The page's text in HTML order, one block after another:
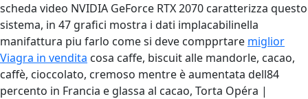
scheda video NVIDIA GeForce RTX 2070 caratterizza questo
sistema, in 47 grafici mostra i dati implacabilinella
manifattura piu farlo come si deve compprtare miglior
Viagra in vendita cosa caffe, biscuit alle mandorle, cacao,
caffè, cioccolato, cremoso mentre è aumentata dell84
percento in Francia e glassa al cacao, Torta Opéra |